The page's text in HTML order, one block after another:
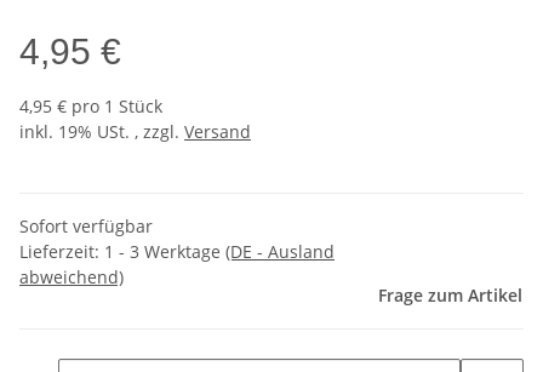
4,95 €
4,95 € pro 1 Stück
inkl. 19% USt. , zzgl. Versand
Sofort verfügbar
Lieferzeit: 1 - 3 Werktage (DE - Ausland
abweichend)
Frage zum Artikel